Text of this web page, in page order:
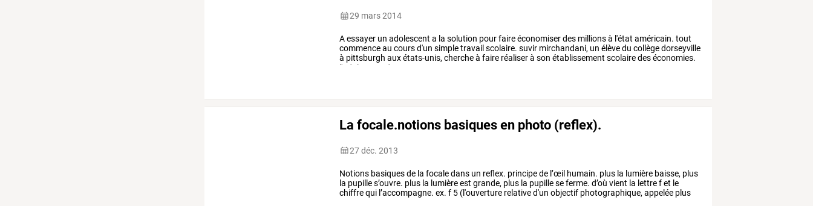
29 mars 2014
Aessayer un adolescent a la solution pourfaireéconomiserdes millionsà l'état américain. tout
commenceau coursd'un simpletravail scolaire. suvir mirchandani, un élèvedu collègedorseyville
à pittsburgh auxétats-unis, chercheà faire réaliserà son établissement scolairedeséconomies.
l'adolescent
de
La focale.notions basiques en photo (reflex).
27 déc. 2013
Notions basiquesde la focaledans un reflex. principede l’œil humain. plus la lumière baisse, plus
la pupilles’ouvre. plus la lumièreest grande, plus la pupilleseferme. d’où vient la lettrefet le
chiffrequi l’accompagne. ex. f 5 (l'ouverture relatived'un objectif photographique, appelée plus